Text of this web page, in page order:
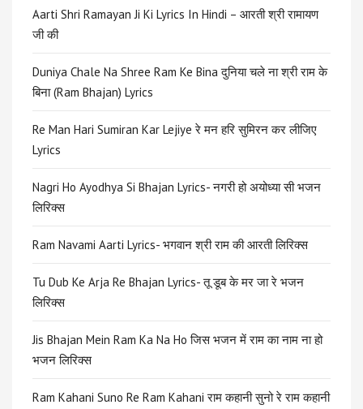
Aarti Shri Ramayan Ji Ki Lyrics In Hindi – आरती श्री रामायण
जी की
Duniya Chale Na Shree Ram Ke Bina दुनिया चले ना श्री राम के
बिना (Ram Bhajan) Lyrics
Re Man Hari Sumiran Kar Lejiye रे मन हरि सुमिरन कर लीजिए
Lyrics
Nagri Ho Ayodhya Si Bhajan Lyrics- नगरी हो अयोध्या सी भजन
लिरिक्स
Ram Navami Aarti Lyrics- भगवान श्री राम की आरती लिरिक्स
Tu Dub Ke Arja Re Bhajan Lyrics- तू डूब के मर जा रे भजन
लिरिक्स
Jis Bhajan Mein Ram Ka Na Ho जिस भजन में राम का नाम ना हो
भजन लिरिक्स
Ram Kahani Suno Re Ram Kahani राम कहानी सुनो रे राम कहानी